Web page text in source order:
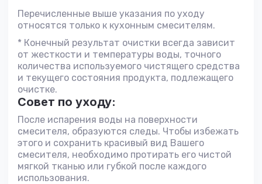
Перечисленные выше указания по уходу
относятся только к кухонным смесителям.
* Конечный результат очистки всегда зависит
от жесткости и температуры воды, точного
количества используемого чистящего средства
и текущего состояния продукта, подлежащего
очистке.
Совет по уходу:
После испарения воды на поверхности
смесителя, образуются следы. Чтобы избежать
этого и сохранить красивый вид Вашего
смесителя, необходимо протирать его чистой
мягкой тканью или губкой после каждого
использования.